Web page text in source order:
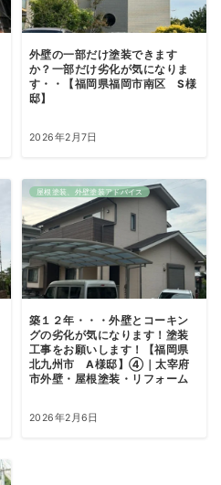
外壁の一部だけ塗装できます
か？一部だけ劣化が気になりま
す・・【福岡県福岡市南区 S様
邸】
2026年2月7日
屋根塗装、外壁塗装アドバイス
築１２年・・・外壁とコーキン
グの劣化が気になります！塗装
工事をお願いします！【福岡県
北九州市 A様邸】④｜太宰府
市外壁・屋根塗装・リフォーム
2026年2月6日